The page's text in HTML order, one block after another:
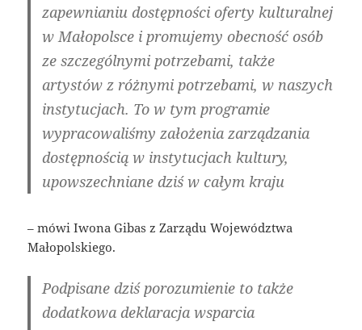
zapewnianiu dostępności oferty kulturalnej
w Małopolsce i promujemy obecność osób
ze szczególnymi potrzebami, także
artystów z różnymi potrzebami, w naszych
instytucjach. To w tym programie
wypracowaliśmy założenia zarządzania
dostępnością w instytucjach kultury,
upowszechniane dziś w całym kraju
– mówi Iwona Gibas z Zarządu Województwa
Małopolskiego.
Podpisane dziś porozumienie to także
dodatkowa deklaracja wsparcia